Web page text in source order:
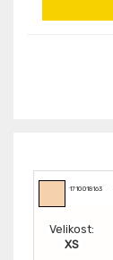
1710018163
Velikost:
XS